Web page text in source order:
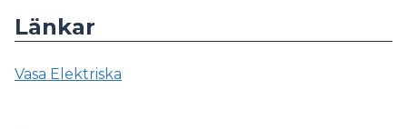
Länkar
Vasa Elektriska